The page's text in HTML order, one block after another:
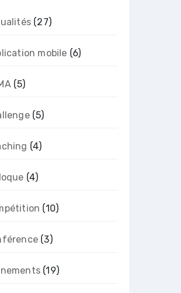
(27)
mobile (6)
(5)
(5)
(4)
(4)
(10)
(3)
(19)